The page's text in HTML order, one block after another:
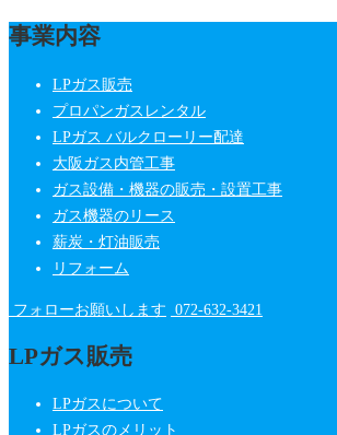
事業内容
LPガス販売
プロパンガスレンタル
LPガス バルクローリー配達
大阪ガス内管工事
ガス設備・機器の販売・設置工事
ガス機器のリース
薪炭・灯油販売
リフォーム
フォローお願いします 072-632-3421
LPガス販売
LPガスについて
LPガスのメリット